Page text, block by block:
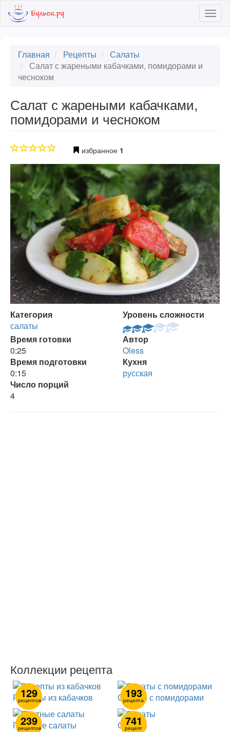
Skip
Главная Рецепты
Салаты
Салат с жареными кабачками, помидорами и
чесноком
Салат с жареными кабачками,
помидорами и чесноком
избранное 1
Категория
салаты
Уровень сложности
Время готовки
0:25
Автор
Oless
Время подготовки
0:15
Кухня
русская
Число порций
4
Коллекции рецепта
129
рецептов
Рецепты из кабачков 193
рецепта
Салаты с помидорами
239
рецептов
Постные салаты 741
рецепт
Салаты